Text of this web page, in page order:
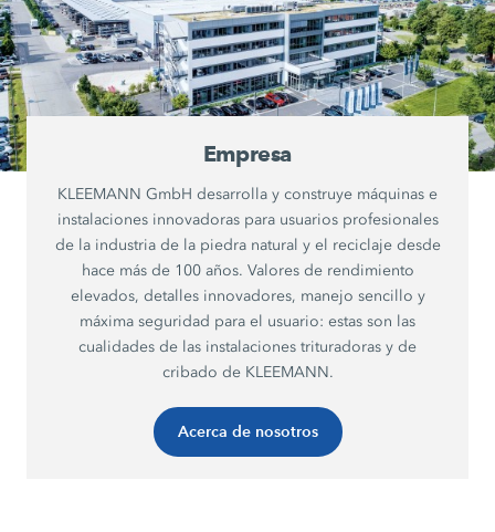
Empresa
KLEEMANN GmbH desarrolla y construye máquinas e
instalaciones innovadoras para usuarios profesionales
de la industria de la piedra natural y el reciclaje desde
hace más de 100 años. Valores de rendimiento
elevados, detalles innovadores, manejo sencillo y
máxima seguridad para el usuario: estas son las
cualidades de las instalaciones trituradoras y de
cribado de KLEEMANN.
Acerca de nosotros